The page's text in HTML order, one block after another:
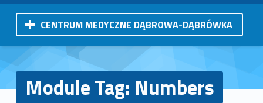
CENTRUM MEDYCZNE DĄBROWA-DĄBRÓWKA
Module Tag: Numbers